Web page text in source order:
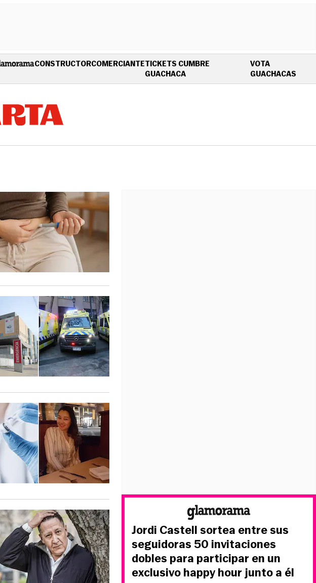
CONSTRUCTORCOMERCIANTETICKETS CUMBRE
GUACHACAOPENS IN NEW WINDOW
VOTA
GUACHACAS
Jordi Castell sortea entre sus
seguidoras 50 invitaciones
dobles para participar en un
exclusivo happy hour junto a él